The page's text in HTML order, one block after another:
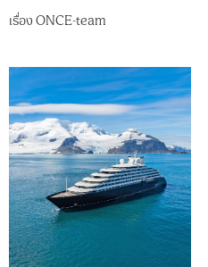
เรื่องONCE-team